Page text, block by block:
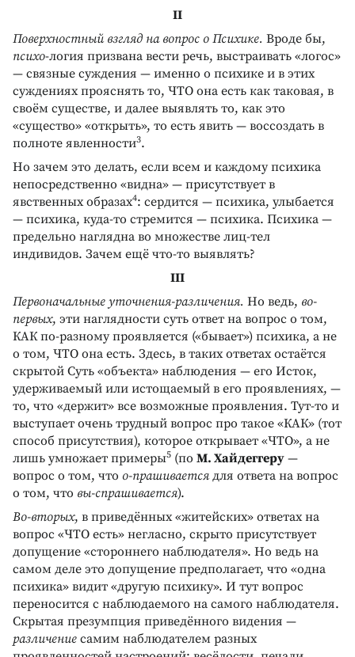
II
Поверхностный взгляд на вопрос о Психике. Вроде бы,
психо-логия призвана вести речь, выстраивать «логос»
— связные суждения — именно о психике и в этих
суждениях прояснять то, ЧТО она есть как таковая, в
своём существе, и далее выявлять то, как это
«существо» «открыть», то есть явить — воссоздать в
полноте явленности3.
Но зачем это делать, если всем и каждому психика
непосредственно «видна» — присутствует в
явственных образах4: сердится — психика, улыбается
— психика, куда-то стремится — психика. Психика —
предельно наглядна во множестве лиц-тел
индивидов. Зачем ещё что-то выявлять?
III
Первоначальные уточнения-различения. Но ведь, во-
первых, эти наглядности суть ответ на вопрос о том,
КАК по-разному проявляется («бывает») психика, а не
о том, ЧТО она есть. Здесь, в таких ответах остаётся
скрытой Суть «объекта» наблюдения — его Исток,
удерживаемый или истощаемый в его проявлениях, —
то, что «держит» все возможные проявления. Тут-то и
выступает очень трудный вопрос про такое «КАК» (тот
способ присутствия), которое открывает «ЧТО», а не
лишь умножает примеры5 (по М. Хайдеггеру —
вопрос о том, что о-прашивается для ответа на вопрос
о том, что вы-спрашивается).
Во-вторых, в приведённых «житейских» ответах на
вопрос «ЧТО есть» негласно, скрыто присутствует
допущение «стороннего наблюдателя». Но ведь на
самом деле это допущение предполагает, что «одна
психика» видит «другую психику». И тут вопрос
переносится с наблюдаемого на самого наблюдателя.
Скрытая презумпция приведённого видения —
различение самим наблюдателем разных